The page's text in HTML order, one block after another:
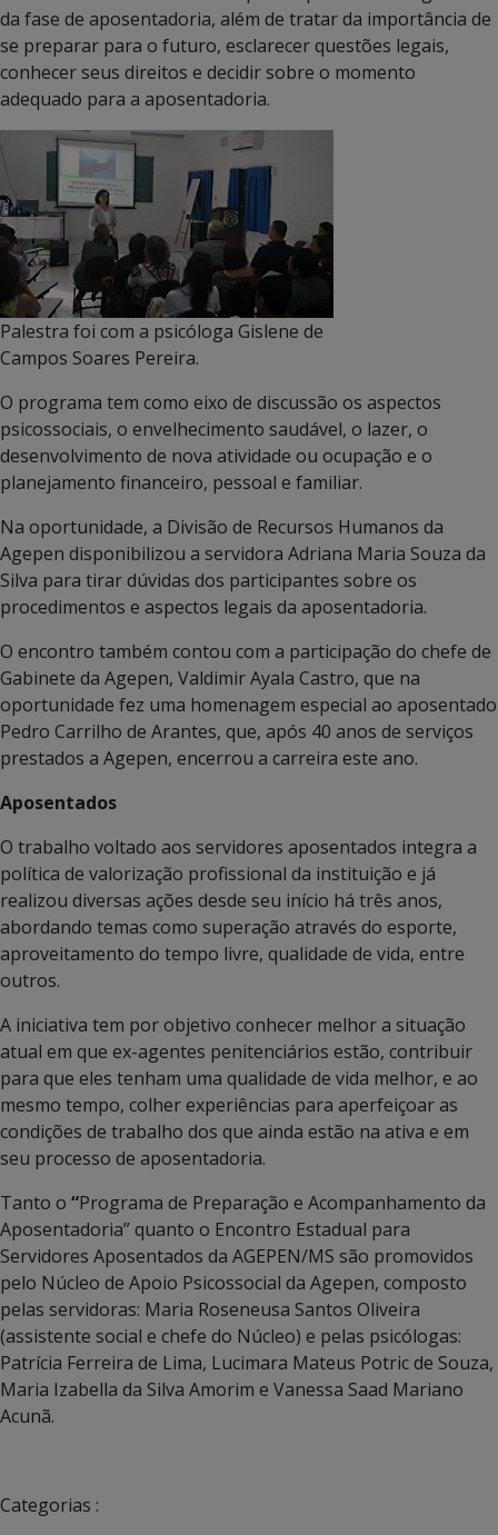
da fase de aposentadoria, além de tratar da importância de
se preparar para o futuro, esclarecer questões legais,
conhecer seus direitos e decidir sobre o momento
adequado para a aposentadoria.
Palestra foi com a psicóloga Gislene de
Campos Soares Pereira.
O programa tem como eixo de discussão os aspectos
psicossociais, o envelhecimento saudável, o lazer, o
desenvolvimento de nova atividade ou ocupação e o
planejamento financeiro, pessoal e familiar.
Na oportunidade, a Divisão de Recursos Humanos da
Agepen disponibilizou a servidora Adriana Maria Souza da
Silva para tirar dúvidas dos participantes sobre os
procedimentos e aspectos legais da aposentadoria.
O encontro também contou com a participação do chefe de
Gabinete da Agepen, Valdimir Ayala Castro, que na
oportunidade fez uma homenagem especial ao aposentado
Pedro Carrilho de Arantes, que, após 40 anos de serviços
prestados a Agepen, encerrou a carreira este ano.
Aposentados
O trabalho voltado aos servidores aposentados integra a
política de valorização profissional da instituição e já
realizou diversas ações desde seu início há três anos,
abordando temas como superação através do esporte,
aproveitamento do tempo livre, qualidade de vida, entre
outros.
A iniciativa tem por objetivo conhecer melhor a situação
atual em que ex-agentes penitenciários estão, contribuir
para que eles tenham uma qualidade de vida melhor, e ao
mesmo tempo, colher experiências para aperfeiçoar as
condições de trabalho dos que ainda estão na ativa e em
seu processo de aposentadoria.
Tanto o “Programa de Preparação e Acompanhamento da
Aposentadoria” quanto o Encontro Estadual para
Servidores Aposentados da AGEPEN/MS são promovidos
pelo Núcleo de Apoio Psicossocial da Agepen, composto
pelas servidoras: Maria Roseneusa Santos Oliveira
(assistente social e chefe do Núcleo) e pelas psicólogas:
Patrícia Ferreira de Lima, Lucimara Mateus Potric de Souza,
Maria Izabella da Silva Amorim e Vanessa Saad Mariano
Acunã.
Categorias :